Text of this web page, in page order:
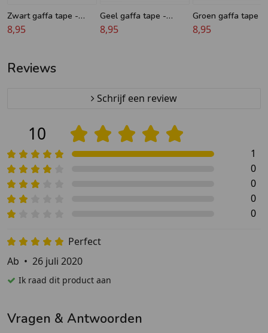
Zwart gaffa tape -
Nichiban
8,95
Geel gaffa tape -
Nichiban
8,95
Groen gaffa tape -
Nichiban
8,95
Reviews
Schrijf een review
10
1
0
0
0
0
Perfect
Ab • 26 juli 2020
Ik raad dit product aan
Vragen & Antwoorden